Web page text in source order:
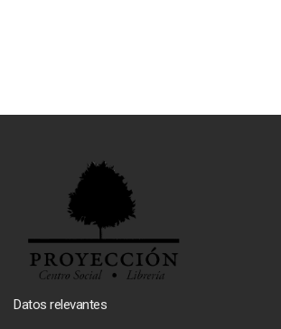
Datos relevantes